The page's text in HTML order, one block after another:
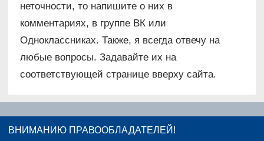
неточности, то напишите о них в
комментариях, в группе ВК или
Одноклассниках. Также, я всегда отвечу на
любые вопросы. Задавайте их на
соответствующей странице вверху сайта.
ВНИМАНИЮ ПРАВООБЛАДАТЕЛЕЙ!